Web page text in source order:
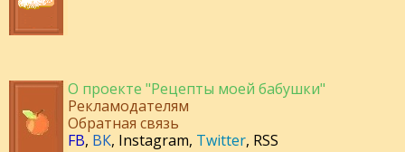
О проекте "Рецепты моей бабушки"
Рекламодателям
Обратная связь
FB, ВК, Instagram, Twitter, RSS